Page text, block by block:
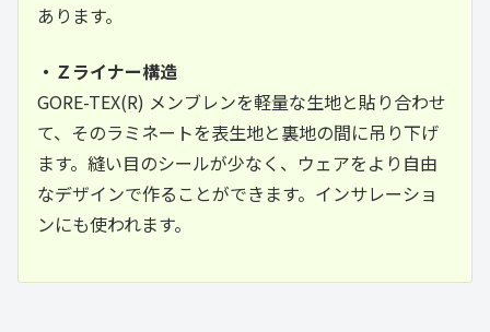
あります。
・Ｚライナー構造
GORE-TEX(R) メンブレンを軽量な生地と貼り合わせ
て、そのラミネートを表生地と裏地の間に吊り下げ
ます。縫い目のシールが少なく、ウェアをより自由
なデザインで作ることができます。インサレーショ
ンにも使われます。